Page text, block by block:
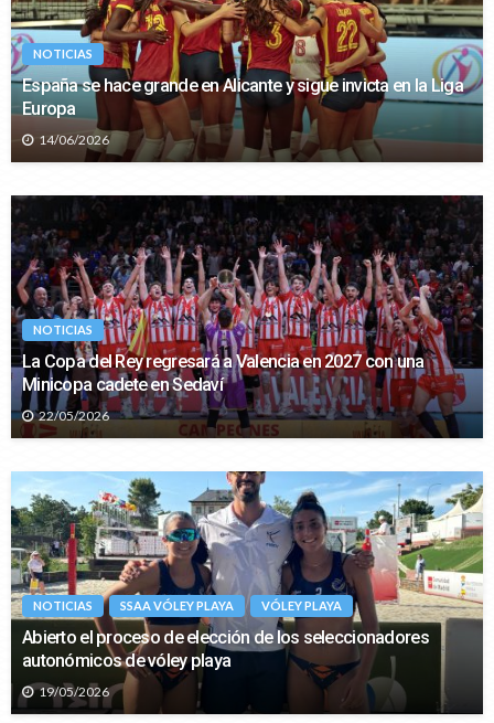
NOTICIAS
España se hace grande en Alicante y sigue invicta en la Liga
Europa
14/06/2026
NOTICIAS
La Copa del Rey regresará a Valencia en 2027 con una
Minicopa cadete en Sedaví
22/05/2026
NOTICIAS SSAA VÓLEY PLAYA VÓLEY PLAYA
Abierto el proceso de elección de los seleccionadores
autonómicos de vóley playa
19/05/2026